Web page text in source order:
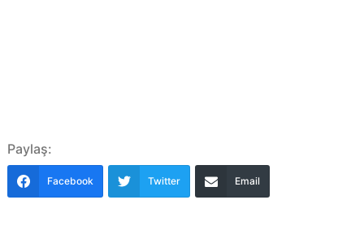
Paylaş:
Facebook Twitter Email